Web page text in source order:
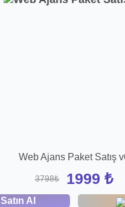
Web Ajans Paket Satış
3798₺ 1999 ₺
Satın Al